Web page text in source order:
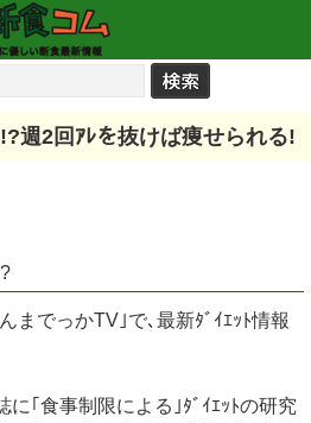
週2回ｱﾚを抜けば痩せられる!
までっかTV｣で､最新ﾀﾞｲｴｯﾄ情報
に｢食事制限による｣ﾀﾞｲｴｯﾄの研究